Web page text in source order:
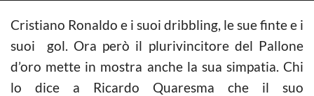
Cristiano Ronaldo e i suoi dribbling, le sue finte e i
suoi gol. Ora però il plurivincitore del Pallone
d’oro mette in mostra anche la sua simpatia. Chi
lo dice a Ricardo Quaresma che il suo